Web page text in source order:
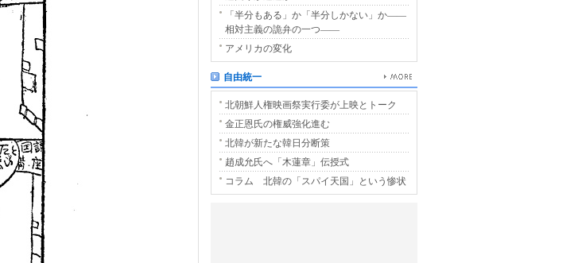
「半分もある」か「半分しかない」か――
相対主義の詭弁の一つ――
アメリカの変化
自由統一
北朝鮮人権映画祭実行委が上映とトーク
金正恩氏の権威強化進む
北韓が新たな韓日分断策
趙成允氏へ「木蓮章」伝授式
コラム 北韓の「スパイ天国」という惨状